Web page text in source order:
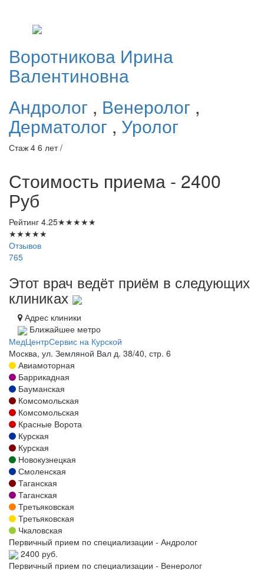
Воротникова Ирина
Валентиновна
Андролог , Венеролог ,
Дерматолог , Уролог
Стаж 4 6 лет /
Стоимость приема - 2400
Руб
Рейтинг 4.25★★★★★
★★★★★
Отзывов
765
Этот врач ведёт приём в следующих
клиниках
Адрес клиники
Ближайшее метро
МедЦентрСервис на Курской
Москва, ул. Земляной Вал д. 38/40, стр. 6
Авиамоторная
Баррикадная
Бауманская
Комсомольская
Комсомольская
Красные Ворота
Курская
Курская
Новокузнецкая
Смоленская
Таганская
Таганская
Третьяковская
Третьяковская
Чкаловская
Первичный прием по специализации - Андролог
2400 руб.
Первичный прием по специализации - Венеролог